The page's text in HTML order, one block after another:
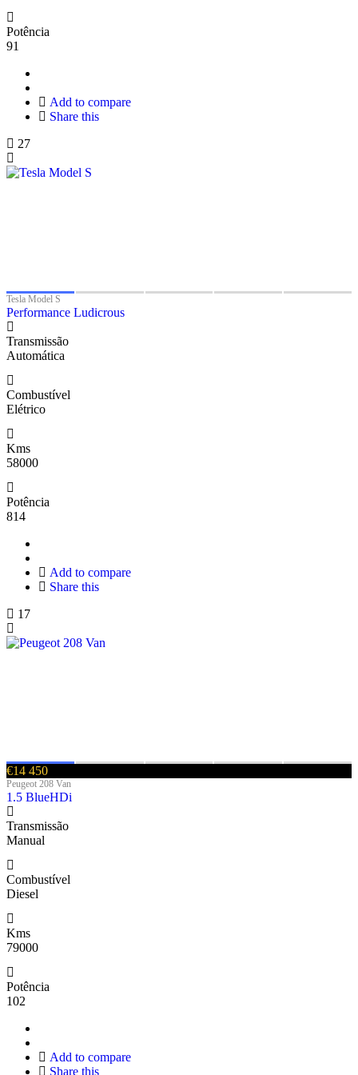
Potência
91
Add to compare
Share this
27
Tesla Model S
Performance Ludicrous
Transmissão
Automática
Combustível
Elétrico
Kms
58000
Potência
814
Add to compare
Share this
17
€14 450
Peugeot 208 Van
1.5 BlueHDi
Transmissão
Manual
Combustível
Diesel
Kms
79000
Potência
102
Add to compare
Share this